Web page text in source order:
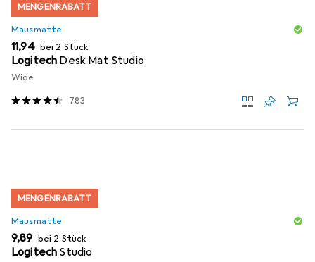
MENGENRABATT
Mausmatte
EUR
11,94 bei 2 Stück
Logitech Desk Mat Studio
Wide
783
MENGENRABATT
Mausmatte
EUR
9,89 bei 2 Stück
Logitech Studio